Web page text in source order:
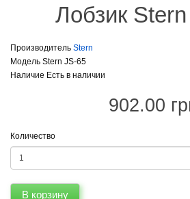
Лобзик
Производитель Stern
Модель Stern JS-65
Наличие Есть в наличии
902.00
Количество
В корзину